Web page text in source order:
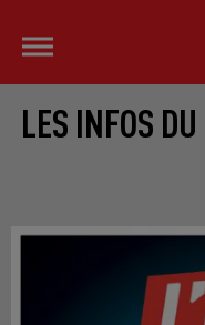
LES INFOS